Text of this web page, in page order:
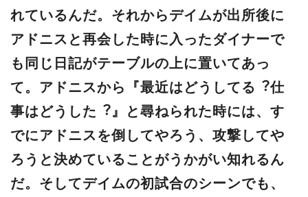
れているんだ。それからデイムが出所後に
アドニスと再会した時に⼊ったダイナーで
も同じ⽇記がテーブルの上に置いてあっ
て。アドニスから『最近はどうしてる︖仕
事はどうした︖』と尋ねられた時には、す
でにアドニスを倒してやろう、攻撃してや
ろうと決めていることがうかがい知れるん
だ。そしてデイムの初試合のシーンでも、